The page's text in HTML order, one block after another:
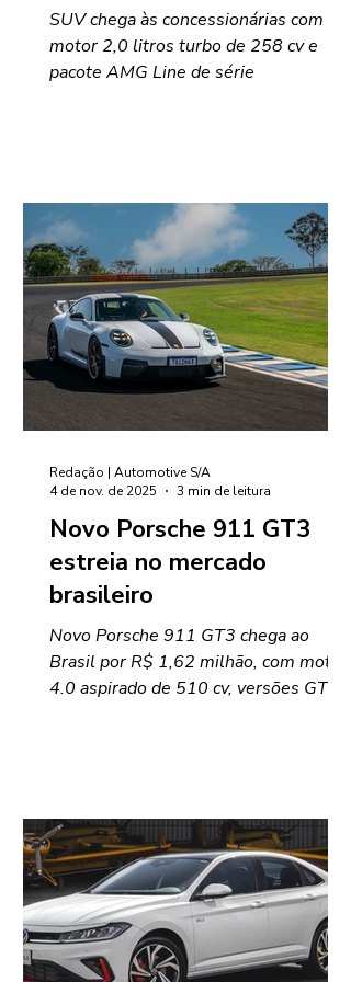
SUV chega às concessionárias com
motor 2,0 litros turbo de 258 cv e
pacote AMG Line de série
Novo Porsche 911 GT3
estreia no mercado
brasileiro
Novo Porsche 911 GT3 chega ao
Brasil por R$ 1,62 milhão, com motor
4.0 aspirado de 510 cv, versões GT3 e
Redação | Automotive S/A
4 de nov. de 2025
3 min de leitura